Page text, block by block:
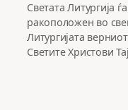
Светата Литургија
ракоположен во
Литургијата
Светите Христови